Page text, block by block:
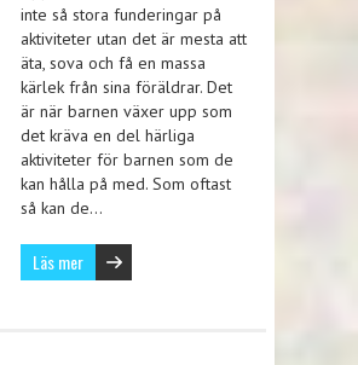
inte så stora funderingar på
aktiviteter utan det är mesta att
äta, sova och få en massa
kärlek från sina föräldrar. Det
är när barnen växer upp som
det kräva en del härliga
aktiviteter för barnen som de
kan hålla på med. Som oftast
så kan de…
Läs mer